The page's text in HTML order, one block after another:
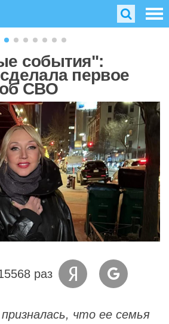
события":
первое
СВО
раз
что ее семья